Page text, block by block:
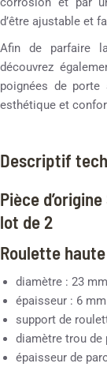
d’être ajustable et
Afin de parfaire
découvrez
poignées de
esthétique et
Descriptif
Pièce
lot de 2
Roulette haute
diamètre : 23 mm
épaisseur : 6 mm
support de
diamètre trou de
épaisseur de